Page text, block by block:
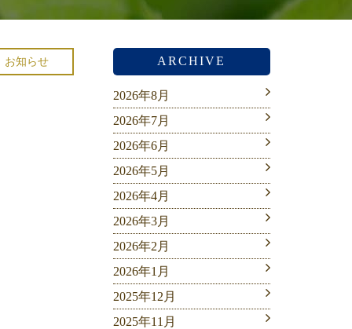
お知らせ ARCHIVE
2026年8月
2026年7月
2026年6月
2026年5月
2026年4月
2026年3月
2026年2月
2026年1月
2025年12月
2025年11月